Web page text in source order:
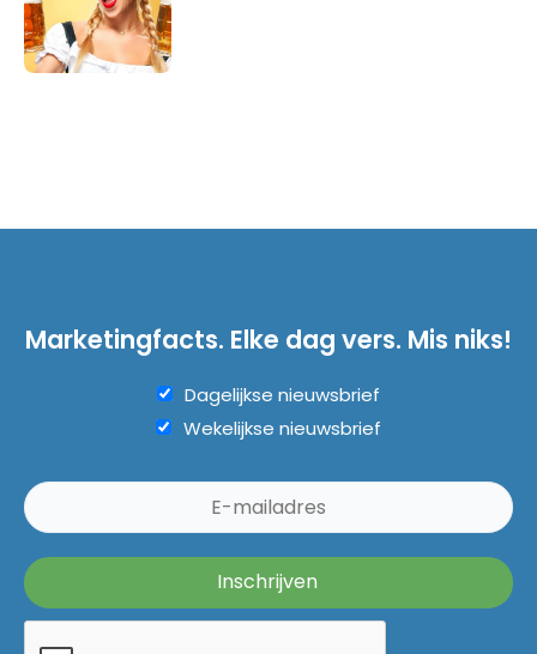
Marketingfacts. Elke dag vers. Mis niks!
Dagelijkse nieuwsbrief
Wekelijkse nieuwsbrief